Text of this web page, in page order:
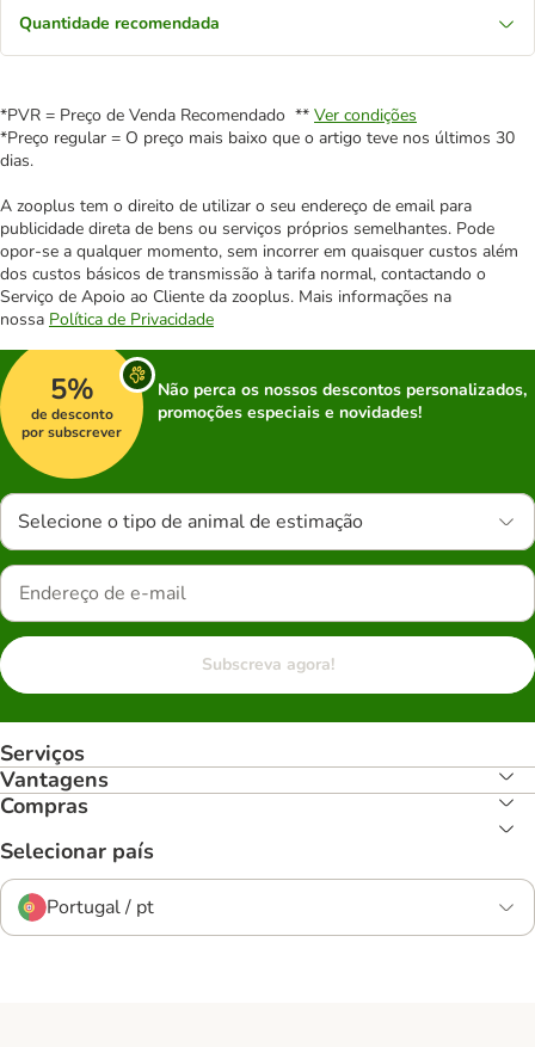
Quantidade recomendada
*PVR = Preço de Venda Recomendado ** Ver condições
*Preço regular = O preço mais baixo que o artigo teve nos últimos 30
dias.
A zooplus tem o direito de utilizar o seu endereço de email para
publicidade direta de bens ou serviços próprios semelhantes. Pode
opor-se a qualquer momento, sem incorrer em quaisquer custos além
dos custos básicos de transmissão à tarifa normal, contactando o
Serviço de Apoio ao Cliente da zooplus. Mais informações na
nossa Política de Privacidade
5%
de desconto
por subscrever
Não perca os nossos descontos personalizados,
promoções especiais e novidades!
Selecione o tipo de animal de estimação
Subscreva agora!
Serviços
Vantagens
Compras
Selecionar país
Portugal / pt